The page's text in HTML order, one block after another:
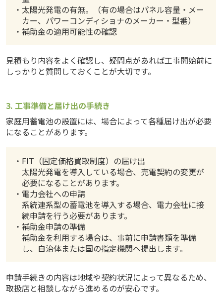
・太陽光発電の有無。（有の場合はパネル容量・メー
カー、パワーコンディショナのメーカー・型番）
・補助金の適用可能性の確認
見積もり内容をよく確認し、疑問点があれば工事開始前に
しっかりと質問しておくことが大切です。
3. 工事準備と届け出の手続き
家庭用蓄電池の設置には、場合によって各種届け出が必要
になることがあります。
・FIT（固定価格買取制度）の届け出
太陽光発電を導入している場合、売電契約の変更が
必要になることがあります。
・電力会社への申請
系統連系型の蓄電池を導入する場合、電力会社に接
続申請を行う必要があります。
・補助金申請の準備
補助金を利用する場合は、事前に申請書類を準備
し、自治体または国の指定機関へ提出します。
申請手続きの内容は地域や契約状況によって異なるため、
取扱店と相談しながら進めるのが安心です。